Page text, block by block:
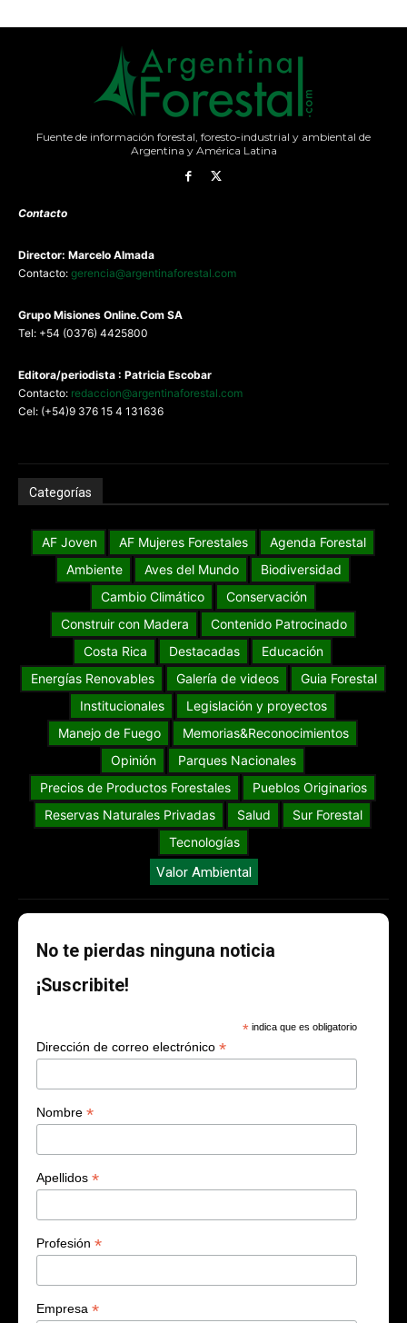
Fuente de información forestal, foresto-industrial y ambiental de
Argentina y América Latina
Contacto
Director: Marcelo Almada
Contacto: gerencia@argentinaforestal.com
Grupo Misiones Online.Com SA
Tel: +54 (0376) 4425800
Editora/periodista : Patricia Escobar
Contacto: redaccion@argentinaforestal.com
Cel: (+54)9 376 15 4 131636
Categorías
AF Joven AF Mujeres Forestales
Agenda Forestal
Ambiente
Aves del Mundo
Biodiversidad
Cambio Climático
Conservación
Construir con Madera
Contenido Patrocinado
Costa Rica
Destacadas
Educación
Energías Renovables
Galería de videos
Guia Forestal
Institucionales
Legislación y proyectos
Manejo de Fuego
Memorias&Reconocimientos
Opinión
Parques Nacionales
Precios de Productos Forestales
Pueblos Originarios
Reservas Naturales Privadas
Salud
Sur Forestal
Tecnologías
Valor Ambiental
No te pierdas ninguna noticia
¡Suscribite!
* indica que es obligatorio
Dirección de correo electrónico *
Nombre *
Apellidos *
Profesión *
Empresa *